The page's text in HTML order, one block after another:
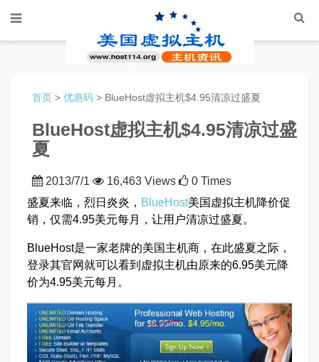
首页 > 优惠码 > BlueHost虚拟主机$4.95清凉过盛夏
BlueHost虚拟主机$4.95清凉过盛
夏
2013/7/1 16,463 Views
0 Times
盛夏来临，烈日炎炎， BlueHost美国虚拟主机降价促
销，仅需4.95美元每月，让用户清凉过盛夏。
BlueHost是一家老牌的美国主机商，在此盛夏之际，
登录其官网就可以看到虚拟主机由原来的6.95美元降
价为4.95美元每月。